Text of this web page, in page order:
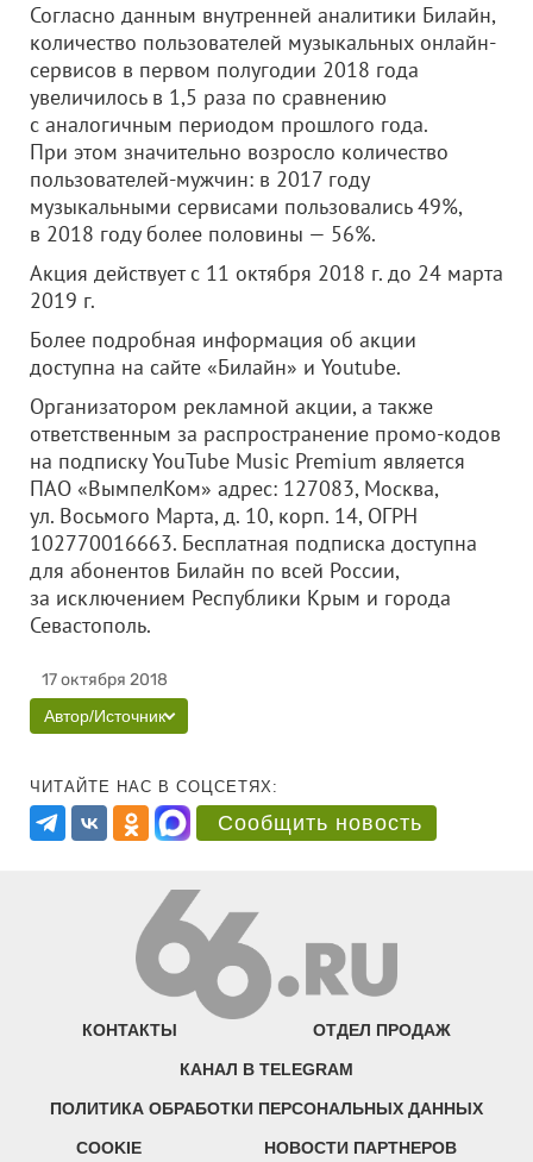
Согласно данным внутренней аналитики Билайн,
количество пользователей музыкальных онлайн-
сервисов в первом полугодии 2018 года
увеличилось в 1,5 раза по сравнению
с аналогичным периодом прошлого года.
При этом значительно возросло количество
пользователей-мужчин: в 2017 году
музыкальными сервисами пользовались 49%,
в 2018 году более половины — 56%.
Акция действует с 11 октября 2018 г. до 24 марта
2019 г.
Более подробная информация об акции
доступна на сайте «Билайн» и Youtube.
Организатором рекламной акции, а также
ответственным за распространение промо-кодов
на подписку YouTube Music Premium является
ПАО «ВымпелКом» адрес: 127083, Москва,
ул. Восьмого Марта, д. 10, корп. 14, ОГРН
102770016663. Бесплатная подписка доступна
для абонентов Билайн по всей России,
за исключением Республики Крым и города
Севастополь.
17 октября 2018
Автор/Источник
ЧИТАЙТЕ НАС В СОЦСЕТЯХ:
Сообщить новость
КОНТАКТЫ ОТДЕЛ ПРОДАЖ
КАНАЛ В TELEGRAM
ПОЛИТИКА ОБРАБОТКИ ПЕРСОНАЛЬНЫХ ДАННЫХ
COOKIE НОВОСТИ ПАРТНЕРОВ